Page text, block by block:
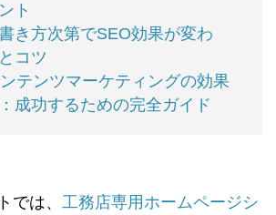
ト
き方次第でSEO効果が変わ
コツ
テンツマーケティングの効果
成功するための完全ガイド
では、 工務店専用ホームページシ